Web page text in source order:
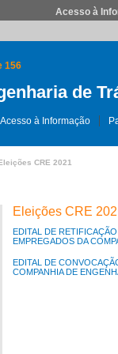
Acesso à
156
de
Acesso à Informação
CRE 2021
Eleições CRE
EDITAL DE
EMPREGADOS DA
EDITAL DE
COMPANHIA DE